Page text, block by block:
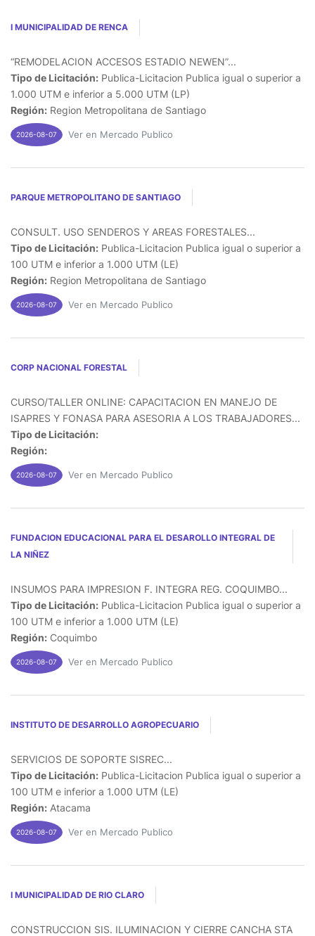
I MUNICIPALIDAD DE RENCA
“REMODELACION ACCESOS ESTADIO NEWEN”...
Tipo de Licitación: Publica-Licitacion Publica igual o superior a
1.000 UTM e inferior a 5.000 UTM (LP)
Región: Region Metropolitana de Santiago
2026-08-07 Ver en Mercado Publico
PARQUE METROPOLITANO DE SANTIAGO
CONSULT. USO SENDEROS Y AREAS FORESTALES...
Tipo de Licitación: Publica-Licitacion Publica igual o superior a
100 UTM e inferior a 1.000 UTM (LE)
Región: Region Metropolitana de Santiago
2026-08-07 Ver en Mercado Publico
CORP NACIONAL FORESTAL
CURSO/TALLER ONLINE: CAPACITACION EN MANEJO DE
ISAPRES Y FONASA PARA ASESORIA A LOS TRABAJADORES...
Tipo de Licitación:
Región:
2026-08-07 Ver en Mercado Publico
FUNDACION EDUCACIONAL PARA EL DESAROLLO INTEGRAL DE
LA NIÑEZ
INSUMOS PARA IMPRESION F. INTEGRA REG. COQUIMBO...
Tipo de Licitación: Publica-Licitacion Publica igual o superior a
100 UTM e inferior a 1.000 UTM (LE)
Región: Coquimbo
2026-08-07 Ver en Mercado Publico
INSTITUTO DE DESARROLLO AGROPECUARIO
SERVICIOS DE SOPORTE SISREC...
Tipo de Licitación: Publica-Licitacion Publica igual o superior a
100 UTM e inferior a 1.000 UTM (LE)
Región: Atacama
2026-08-07 Ver en Mercado Publico
I MUNICIPALIDAD DE RIO CLARO
CONSTRUCCION SIS. ILUMINACION Y CIERRE CANCHA STA